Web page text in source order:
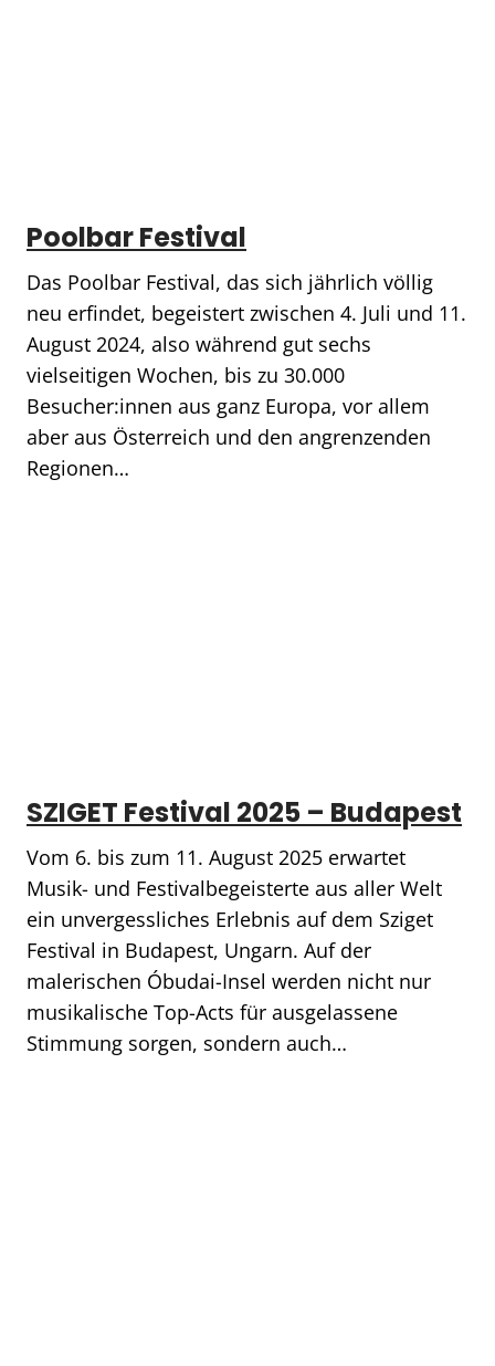
Poolbar Festival
Das Poolbar Festival, das sich jährlich völlig
neu erfindet, begeistert zwischen 4. Juli und 11.
August 2024, also während gut sechs
vielseitigen Wochen, bis zu 30.000
Besucher:innen aus ganz Europa, vor allem
aber aus Österreich und den angrenzenden
Regionen…
SZIGET Festival 2025 – Budapest
Vom 6. bis zum 11. August 2025 erwartet
Musik- und Festivalbegeisterte aus aller Welt
ein unvergessliches Erlebnis auf dem Sziget
Festival in Budapest, Ungarn. Auf der
malerischen Óbudai-Insel werden nicht nur
musikalische Top-Acts für ausgelassene
Stimmung sorgen, sondern auch…